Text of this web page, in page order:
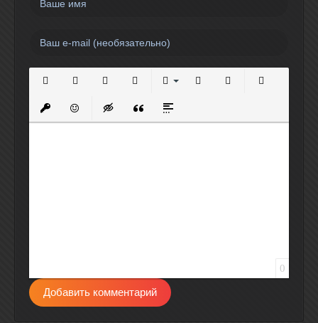
Вставить защищенную ссылку
Вставить смайлик
Вставка скрытого текста
Вставка цитаты
Вставка спойлера
0
Добавить комментарий